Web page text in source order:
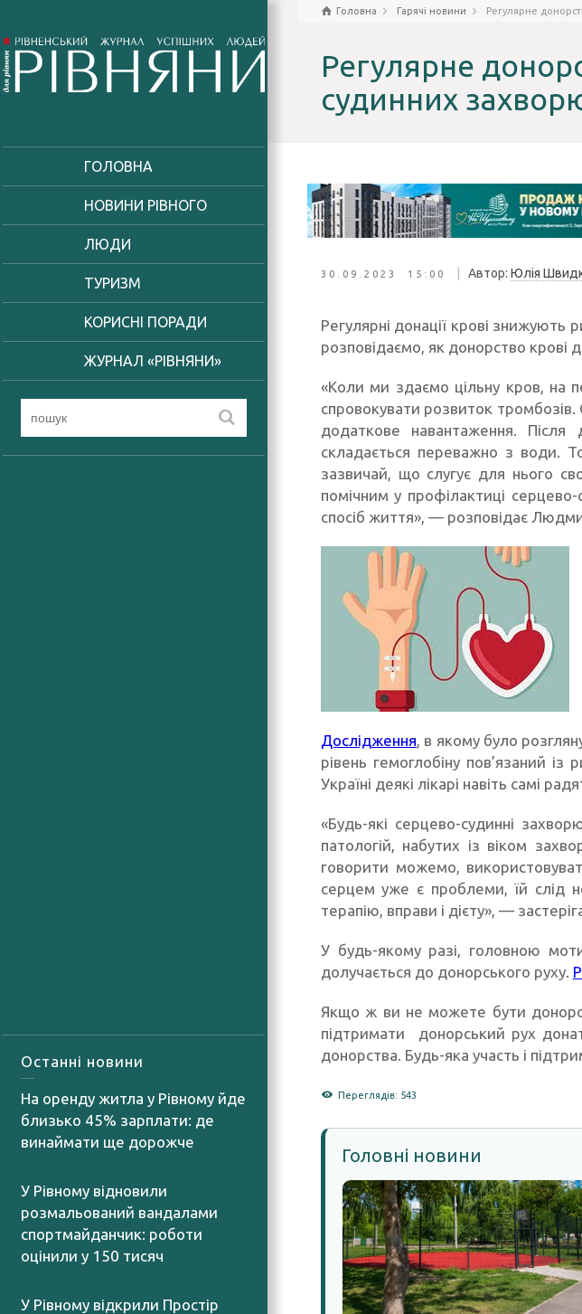
ГОЛОВНА
НОВИНИ РІВНОГО
ЛЮДИ
ТУРИЗМ
КОРИСНІ ПОРАДИ
ЖУРНАЛ «РІВНЯНИ»
Останні новини
На оренду житла у Рівному йде
близько 45% зарплати: де
винаймати ще дорожче
У Рівному відновили
розмальований вандалами
спортмайданчик: роботи
оцінили у 150 тисяч
У Рівному відкрили Простір
Головна Гарячі новини Регулярне
Регулярне
судинних
30.09.2023 15:00 Автор: Юлія
Регулярні донації крові
розповідаємо, як донорство крові
«Коли ми здаємо цільну кров, на
спровокувати розвиток
додаткове навантаження.
складається переважно з води.
зазвичай, що слугує для нього
помічним у профілактиці
спосіб життя», — розповідає
Дослідження , в якому було
рівень гемоглобіну пов’язаний
Україні деякі лікарі навіть самі
«Будь-які серцево-судинні
патологій, набутих із віком
говорити можемо,
серцем уже є проблеми, їй слід
терапію, вправи і дієту», —
У будь-якому разі, головною
долучається до донорського руху.
Якщо ж ви не можете бути
підтримати донорський рух
донорства. Будь-яка участь і
Переглядів: 543
Головні новини